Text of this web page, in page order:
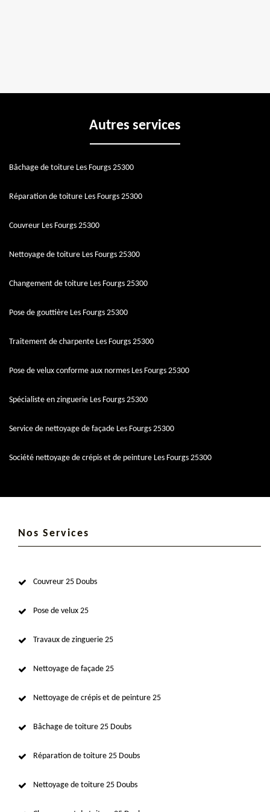
Autres services
Bâchage de toiture Les Fourgs 25300
Réparation de toiture Les Fourgs 25300
Couvreur Les Fourgs 25300
Nettoyage de toiture Les Fourgs 25300
Changement de toiture Les Fourgs 25300
Pose de gouttière Les Fourgs 25300
Traitement de charpente Les Fourgs 25300
Pose de velux conforme aux normes Les Fourgs 25300
Spécialiste en zinguerie Les Fourgs 25300
Service de nettoyage de façade Les Fourgs 25300
Société nettoyage de crépis et de peinture Les Fourgs 25300
Nos Services
Couvreur 25 Doubs
Pose de velux 25
Travaux de zinguerie 25
Nettoyage de façade 25
Nettoyage de crépis et de peinture 25
Bâchage de toiture 25 Doubs
Réparation de toiture 25 Doubs
Nettoyage de toiture 25 Doubs